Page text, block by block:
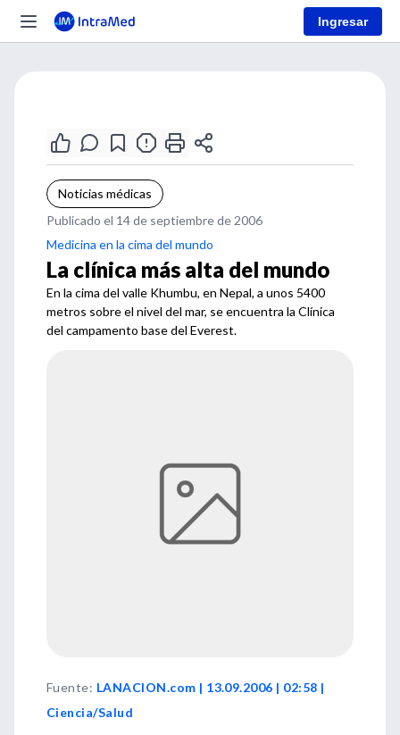
Ingresar
Noticias médicas
Publicado el 14 de septiembre de 2006
Medicina en la cima del mundo
La clínica más alta del mundo
En la cima del valle Khumbu, en Nepal, a unos 5400
metros sobre el nivel del mar, se encuentra la Clínica
del campamento base del Everest.
Fuente: LANACION.com | 13.09.2006 | 02:58 |
Ciencia/Salud